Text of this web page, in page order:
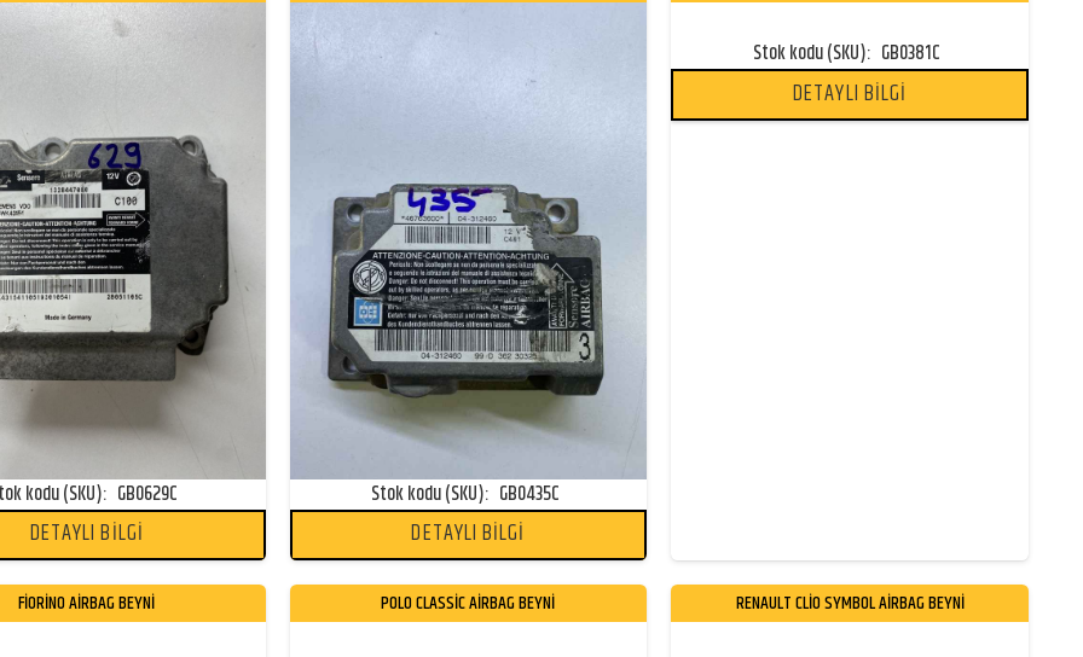
kodu (SKU): GB0629C
DETAYLI BİLGİ
Stok kodu (SKU): GB0435C
DETAYLI BİLGİ
Stok kodu (SKU): GB0381C
DETAYLI BİLGİ
FİORİNO AİRBAG BEYNİ POLO CLASSİC AİRBAG BEYNİ RENAULT CLİO SYMBOL AİRBAG BEYNİ